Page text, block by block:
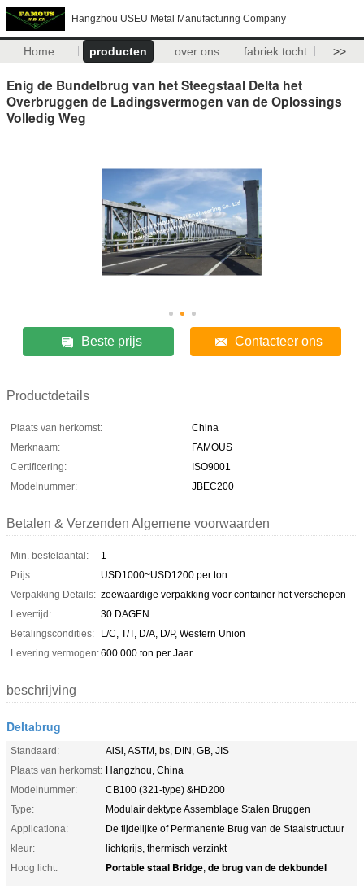
Hangzhou USEU Metal Manufacturing Company
Home producten over ons fabriek tocht >>
Enig de Bundelbrug van het Steegstaal Delta het
Overbruggen de Ladingsvermogen van de Oplossings
Volledig Weg
Beste prijs Contacteer ons
Productdetails
Plaats van herkomst:
China
Merknaam:
FAMOUS
Certificering:
ISO9001
Modelnummer:
JBEC200
Betalen & Verzenden Algemene voorwaarden
Min. bestelaantal:
1
Prijs:
USD1000~USD1200 per ton
Verpakking Details: zeewaardige verpakking voor container het verschepen
Levertijd:
30 DAGEN
Betalingscondities:
L/C, T/T, D/A, D/P, Western Union
Levering vermogen:600.000 ton per Jaar
beschrijving
Deltabrug
Standaard:
AiSi, ASTM, bs, DIN, GB, JIS
Plaats van herkomst: Hangzhou, China
Modelnummer:
CB100 (321-type) &HD200
Type:
Modulair dektype Assemblage Stalen Bruggen
Applicationa:
De tijdelijke of Permanente Brug van de Staalstructuur
kleur:
lichtgrijs, thermisch verzinkt
Hoog licht:
Portable staal Bridge, de brug van de dekbundel